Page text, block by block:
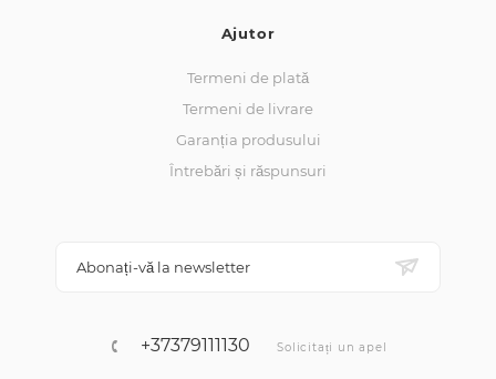
Ajutor
Termeni de plată
Termeni de livrare
Garanția produsului
Întrebări și răspunsuri
Abonați-vă la newsletter
+37379111130 Solicitați un apel